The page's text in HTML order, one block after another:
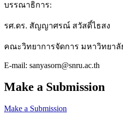
บรรณาธิการ:
รศ.ดร. สัญญาศรณ์ สวัสดิ์ไธสง
คณะวิทยาการจัดการ มหาวิทยา
E-mail: sanyasorn@snru.ac.th
Make a Submission
Make a Submission